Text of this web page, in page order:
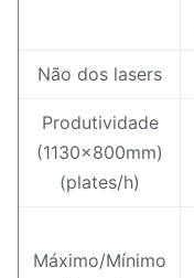
Não dos lasers
Produtividade
(1130x800mm)
(plates/h)
Máximo/Mínimo